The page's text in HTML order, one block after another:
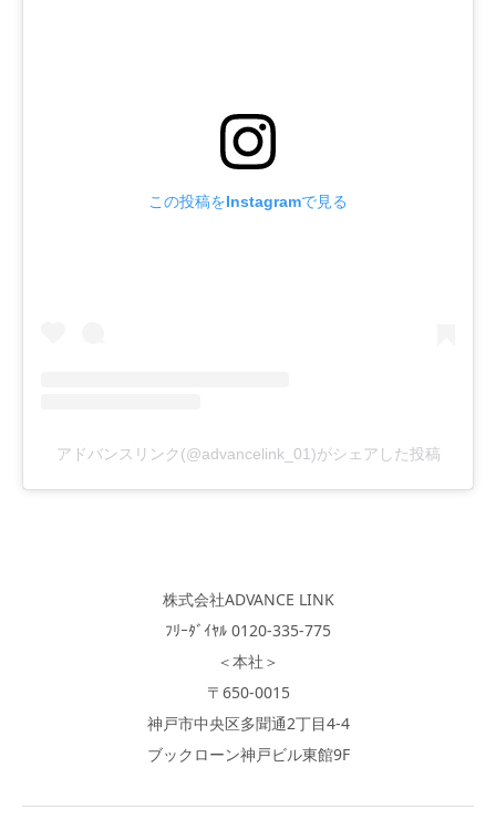
この投稿をInstagramで見る
アドバンスリンク(@advancelink_01)がシェアした投稿
株式会社ADVANCE LINK
ﾌﾘｰﾀﾞｲﾔﾙ 0120-335-775
＜本社＞
〒650-0015
神戸市中央区多聞通2丁目4-4
ブックローン神戸ビル東館9F